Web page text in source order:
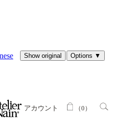
アカウント （0 ）